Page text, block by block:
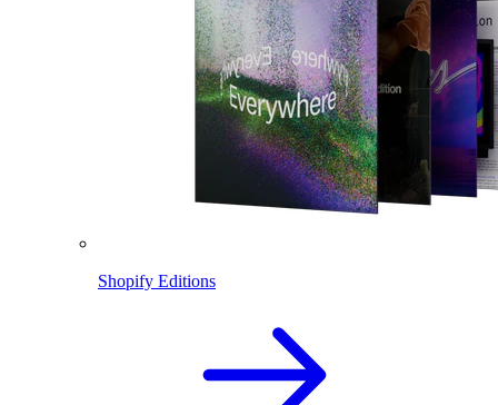
Shopify Editions